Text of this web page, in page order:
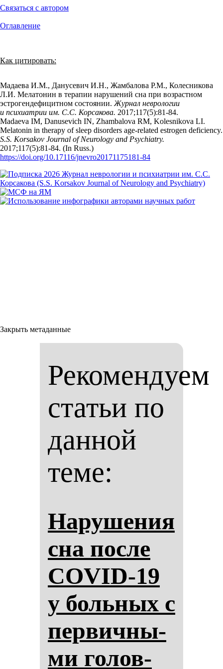
Связаться с автором
Оглавление
Как цитировать:
Мадаева И.М., Данусевич И.Н., Жамбалова Р.М., Колесникова
Л.И. Мелатонин в терапии нарушений сна при возрастном
эстрогендефицитном состоянии. Журнал неврологии
и психиатрии им. С.С. Корсакова. 2017;117(5):81‑84.
Madaeva IM, Danusevich IN, Zhambalova RM, Kolesnikova LI.
Melatonin in therapy of sleep disorders age-related estrogen deficiency.
S.S. Korsakov Journal of Neurology and Psychiatry.
2017;117(5):81‑84. (In Russ.)
https://doi.org/10.17116/jnevro20171175181-84
Закрыть метаданные
Рекомендуем
статьи по
данной
теме:
На­ру­ше­ния
сна пос­ле
COVID-19
у боль­ных с
пер­вич­ны­
ми го­лов­